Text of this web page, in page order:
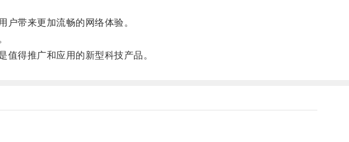
带来更加流畅的网络体验。
得推广和应用的新型科技产品。